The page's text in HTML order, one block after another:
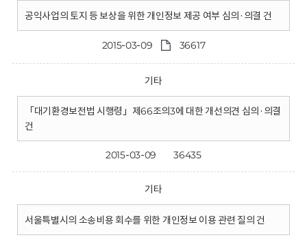
공익사업의 토지 등 보상을 위한 개인정보 제공 여부 심의·의결 건
2015-03-09 36617
기타
「대기환경보전법 시행령」제66조의3에 대한 개선의견 심의·의결
건
2015-03-09 36435
기타
서울특별시의 소송비용 회수를 위한 개인정보 이용 관련 질의 건